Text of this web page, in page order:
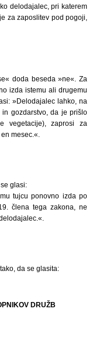
delodajalec, pri katerem
za zaposlitev pod pogoji,
doda beseda »ne«. Za
izda istemu ali drugemu
»Delodajalec lahko, na
gozdarstvo, da je prišlo
vegetacije), zaprosi za
mesec.«.
glasi:
tujcu ponovno izda po
člena tega zakona, ne
da se glasita:
DRUŽB